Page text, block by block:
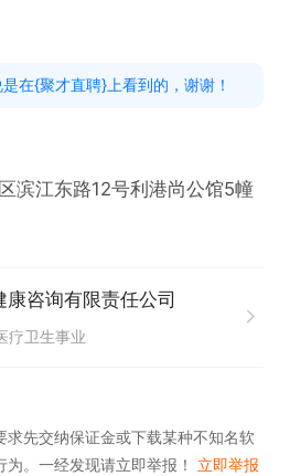
在体检医师签字处签署全名；
中，执行保护性医疗制度，尊
妇科检查前做到身份确认，
须签署知情同意书。
或者特殊情况，请示上级医
医师，由客服医师通知受检者
；严防医疗差错与事故的发
保存相关资料。
接收体检报告后，对受检者
在{聚才直聘}上看到的，谢谢！
滨江东路12号利港尚公馆5幢
康咨询有限责任公司
疗卫生事业
求先交纳保证金或下载某种不知名软
。一经发现请立即举报！ 立即举报